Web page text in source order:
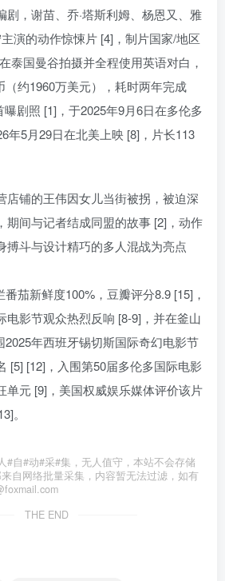
剧，谢苗、乔·塔斯利姆、杨恩又、雅
主演的动作惊悚片 [4]，制片国家/地区
泰国曼谷拍摄并全程使用英语对白，
（约1960万美元），耗时两年完成
曝剧照 [1]，于2025年9月6日在多伦多
年5月29日在北美上映 [8]，片长113
店铺的王伟因女儿当街被拐，被迫深
期间与记者结成同盟的故事 [2]，动作
搏斗与设计精巧的多人混战为亮点
茄新鲜度100%，豆瓣评分8.9 [15]，
电影节观众热烈反响 [8-9]，并在釜山
2025年西班牙锡切斯国际奇幻电影节
[5] [12]，入围第50届多伦多国际电影
单元 [9]，美国权威娱乐媒体评价该片
。
#自#动#采#集，无人值守，本站不会存储
自网络批量采集，内容暂无法过滤，如有
THE END